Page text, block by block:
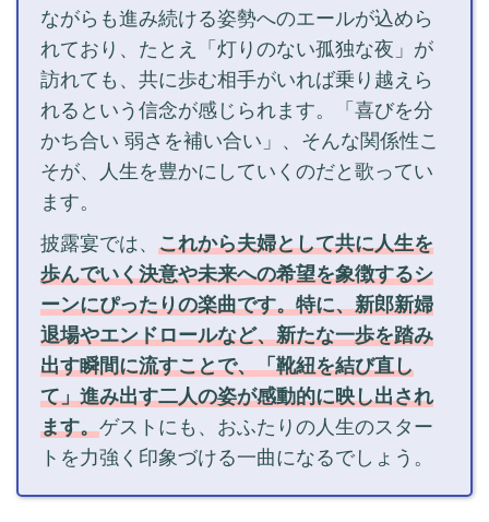
ながらも進み続ける姿勢へのエールが込めら
れており、たとえ「灯りのない孤独な夜」が
訪れても、共に歩む相手がいれば乗り越えら
れるという信念が感じられます。「喜びを分
かち合い 弱さを補い合い」、そんな関係性こ
そが、人生を豊かにしていくのだと歌ってい
ます。
披露宴では、 これから夫婦として共に人生を
歩んでいく決意や未来への希望を象徴するシ
ーンにぴったりの楽曲です。特に、新郎新婦
退場やエンドロールなど、新たな一歩を踏み
出す瞬間に流すことで、「靴紐を結び直し
て」進み出す二人の姿が感動的に映し出され
ます。ゲストにも、おふたりの人生のスター
トを力強く印象づける一曲になるでしょう。